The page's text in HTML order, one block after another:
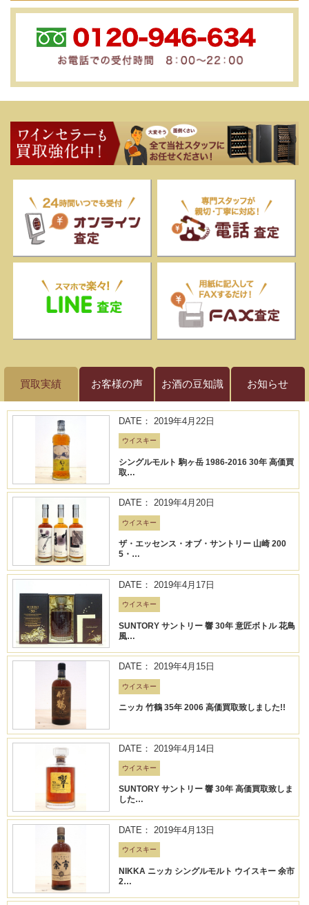
買取実績 お客様の声 お酒の豆知識 お知らせ
DATE： 2019年4月22日
ウイスキー
シングルモルト 駒ヶ岳 1986-2016 30年 高価買
取…
DATE： 2019年4月20日
ウイスキー
ザ・エッセンス・オブ・サントリー 山崎 200
5・…
DATE： 2019年4月17日
ウイスキー
SUNTORY サントリー 響 30年 意匠ボトル 花鳥
風…
DATE： 2019年4月15日
ウイスキー
ニッカ 竹鶴 35年 2006 高価買取致しました!!
DATE： 2019年4月14日
ウイスキー
SUNTORY サントリー 響 30年 高価買取致しま
した…
DATE： 2019年4月13日
ウイスキー
NIKKA ニッカ シングルモルト ウイスキー 余市
2…